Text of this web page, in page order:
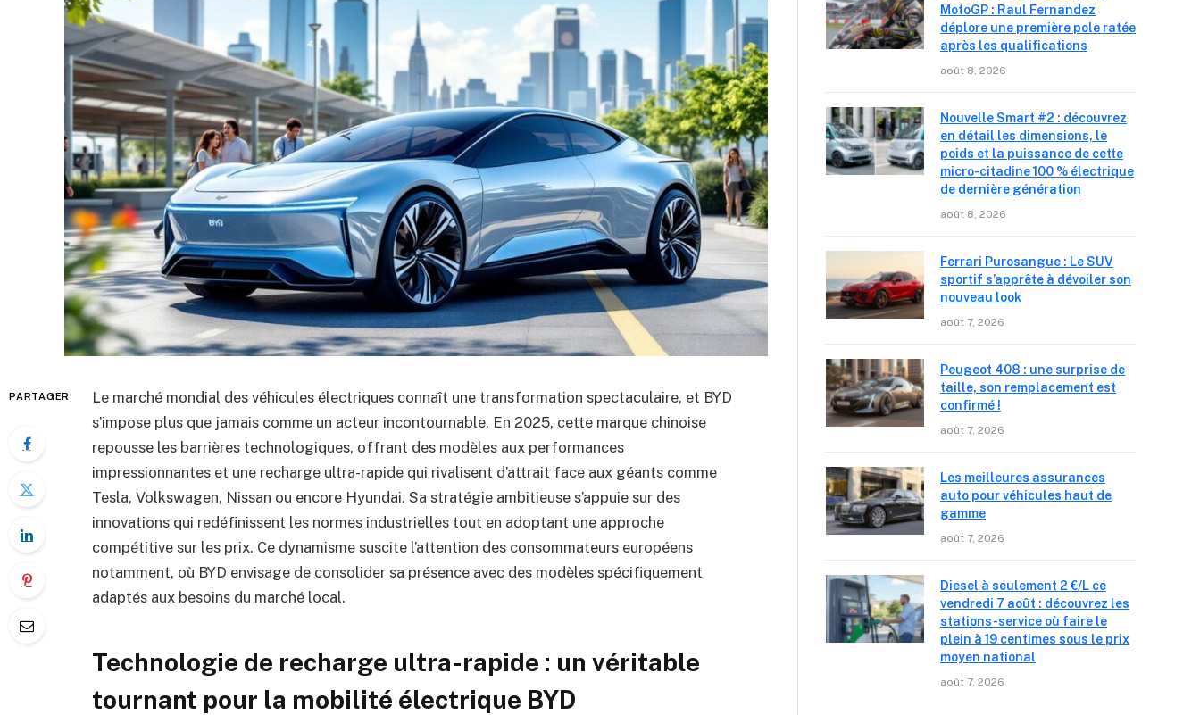
PARTAGER
Le marché mondial des véhicules électriques connaît une transformation spectaculaire, et BYD
s’impose plus que jamais comme un acteur incontournable. En 2025, cette marque chinoise
repousse les barrières technologiques, offrant des modèles aux performances
impressionnantes et une recharge ultra-rapide qui rivalisent d’attrait face aux géants comme
Tesla, Volkswagen, Nissan ou encore Hyundai. Sa stratégie ambitieuse s’appuie sur des
innovations qui redéfinissent les normes industrielles tout en adoptant une approche
compétitive sur les prix. Ce dynamisme suscite l’attention des consommateurs européens
notamment, où BYD envisage de consolider sa présence avec des modèles spécifiquement
adaptés aux besoins du marché local.
Technologie de recharge ultra-rapide : un véritable
tournant pour la mobilité électrique BYD
MotoGP : Raul Fernandez
déplore une première pole ratée
après les qualifications
août 8, 2026
Nouvelle Smart #2 : découvrez
en détail les dimensions, le
poids et la puissance de cette
micro-citadine 100 % électrique
de dernière génération
août 8, 2026
Ferrari Purosangue : Le SUV
sportif s’apprête à dévoiler son
nouveau look
août 7, 2026
Peugeot 408 : une surprise de
taille, son remplacement est
confirmé !
août 7, 2026
Les meilleures assurances
auto pour véhicules haut de
gamme
août 7, 2026
Diesel à seulement 2 €/L ce
vendredi 7 août : découvrez les
stations-service où faire le
plein à 19 centimes sous le prix
moyen national
août 7, 2026